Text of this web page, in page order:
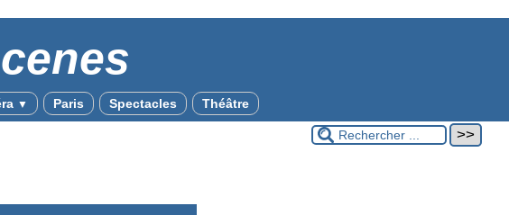
▼ Paris Spectacles Théâtre